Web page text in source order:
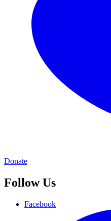
Donate
Follow Us
Facebook